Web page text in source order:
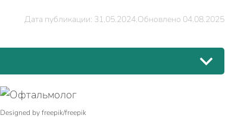
Дата публикации: 31.05.2024.Обновлено 04.08.2025
Designed by freepik/freepik